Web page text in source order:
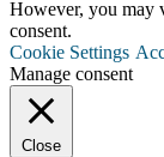
However, you may
consent.
Cookie Settings
Manage consent
Close